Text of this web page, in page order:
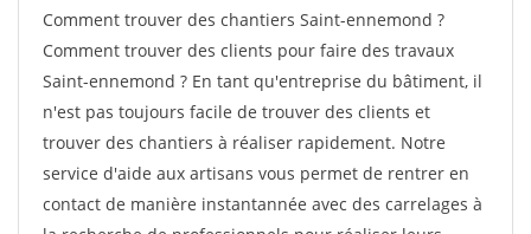
Comment trouver des chantiers Saint-ennemond ?
Comment trouver des clients pour faire des travaux
Saint-ennemond ? En tant qu'entreprise du bâtiment, il
n'est pas toujours facile de trouver des clients et
trouver des chantiers à réaliser rapidement. Notre
service d'aide aux artisans vous permet de rentrer en
contact de manière instantannée avec des carrelages à